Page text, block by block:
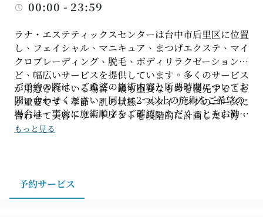
00:00 - 23:59
ラナ・エステティックスセンターは台中市后里区に位置
し、フェイシャル、マニキュア、まつげエクステ、マイ
クロブレーディング、脱毛、ボディリラクゼーションな
ど、幅広いサービスを提供しています。多くのサービス
が用意されている場合、最も重要なものを優先すること
が重要です。季節、肌の状態、スタイリングのニーズに
合わせて美容トリートメントを段階的に計画したい方、
または複数の施術を複数回に分けて行いたい方に最適で
ご予約の際は、ご希望の施術内容と所要時間についてお
問い合わせください。同日に2つ以上の施術をご希望の
場合は、事前に施術順序をご確認いただくことをお勧め
します。お肌の状態、メイクの好み、身体的なニーズな
定がある場合は、スタイリングやスキンケアの準備に十
分な時間を確保できるよう、数日前にご予約いただくこ
もっと見る
予約サービス